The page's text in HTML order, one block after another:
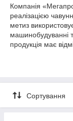
Компанія
реалізацією
метиз
машинобудуванні
продукція має
• Очищення
способом.
Сортування